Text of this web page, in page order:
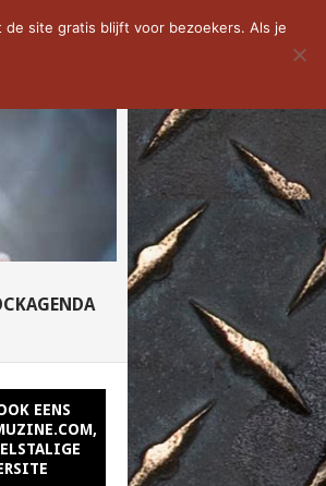
EENS
site gratis blijft voor bezoekers. Als je